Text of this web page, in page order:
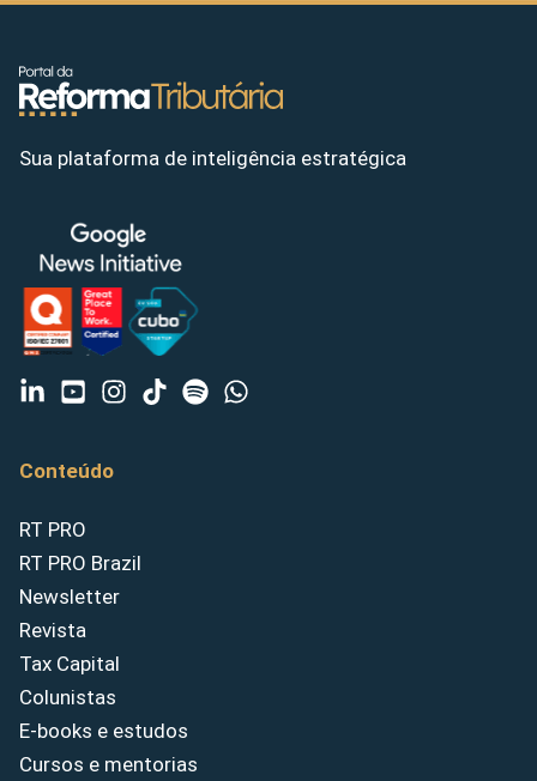
Sua plataforma de inteligência estratégica
Conteúdo
RT PRO
RT PRO Brazil
Newsletter
Revista
Tax Capital
Colunistas
E-books e estudos
Cursos e mentorias